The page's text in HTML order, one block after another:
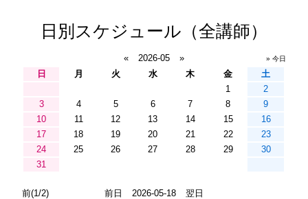
日別スケジュール（全講師）
« 2026-05 » » 今日
日 月 火 水 木 金
土
1
2
3
4 5 6 7 8
9
10
11 12 13 14 15
16
17
18 19 20 21 22
23
24
25 26 27 28 29
30
31
前(1/2) 前日 2026-05-18
翌日